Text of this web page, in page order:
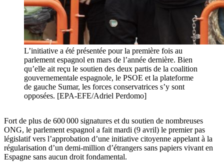
L’initiative a été présentée pour la première fois au
parlement espagnol en mars de l’année dernière. Bien
qu’elle ait reçu le soutien des deux partis de la coalition
gouvernementale espagnole, le PSOE et la plateforme
de gauche Sumar, les forces conservatrices s’y sont
opposées. [EPA-EFE/Adriel Perdomo]
Fort de plus de 600 000 signatures et du soutien de nombreuses
ONG, le parlement espagnol a fait mardi (9 avril) le premier pas
législatif vers l’approbation d’une initiative citoyenne appelant à la
régularisation d’un demi-million d’étrangers sans papiers vivant en
Espagne sans aucun droit fondamental.